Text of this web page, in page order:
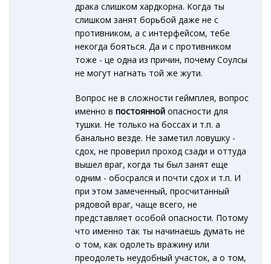
драка слишком хардкорна. Когда ты
слишком занят борьбой даже не с
противником, а с интерфейсом, тебе
некогда бояться. Да и с противником
тоже - це одна из причин, почему Соулсы
не могут нагнать той же жути.
Вопрос не в сложности геймплея, вопрос
именно впостояннойопасности для
тушки. Не только на боссах и т.п. а
банально везде. Не заметил ловушку -
сдох, не проверил проход сзади и оттуда
вышел враг, когда ты был занят еще
одним - обосрался и почти сдох и т.п. И
при этом замеченный, просчитанный
рядовой враг, чаще всего, не
представляет особой опасности. Потому
что именно так ты начинаешь думать не
о том, как одолеть вражину или
преодолеть неудобный участок, а о том,